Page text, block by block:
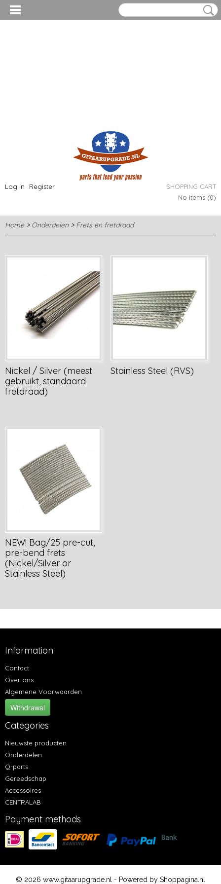
Log in Register
SHOPPING CART
No items (0)
Home> Onderdelen> Frets en fretdraad
Nickel / Silver (meest
gebruikt, standaard
fretdraad)
Stainless Steel (RVS)
NEW! Bag/25 pre-cut,
pre-bend frets
(Nickel/Silver or
Stainless Steel)
Information
Contact
Over ons
Algemene Voorwaarden
Withdrawal
Categories
Nieuwste producten
Onderdelen
Q-parts
Gereedschap
Accessoires
CENTRALAB
Payment methods
© 2026 www.gitaarupgrade.nl - Powered by Shoppagina.nl